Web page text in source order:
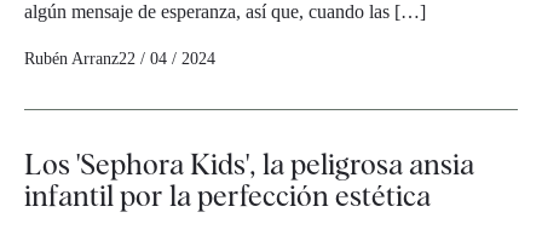
algún mensaje de esperanza, así que, cuando las […]
Rubén Arranz22 / 04 / 2024
Los 'Sephora Kids', la peligrosa ansia
infantil por la perfección estética